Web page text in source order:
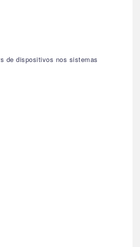
de dispositivos nos sistemas